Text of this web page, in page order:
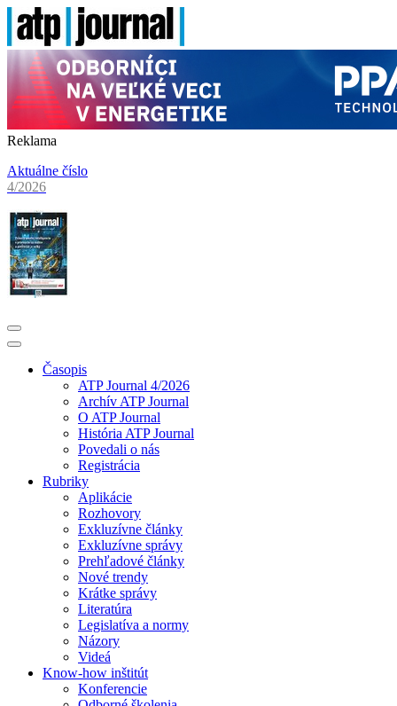
Reklama
Aktuálne číslo
4/2026
Časopis
ATP Journal 4/2026
Archív ATP Journal
O ATP Journal
História ATP Journal
Povedali o nás
Registrácia
Rubriky
Aplikácie
Rozhovory
Exkluzívne články
Exkluzívne správy
Prehľadové články
Nové trendy
Krátke správy
Literatúra
Legislatíva a normy
Názory
Videá
Know-how inštitút
Konferencie